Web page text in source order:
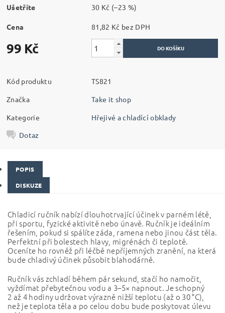
Ušetříte 30 Kč (–23 %)
Cena 81,82 Kč bez DPH
99 Kč
Kód produktu
TS821
Značka
Take it shop
Kategorie
Hřejivé a chladící obklady
Dotaz
POPIS
DISKUZE
Chladicí ručník nabízí dlouhotrvající účinek v parném létě,
při sportu, fyzické aktivitě nebo únavě. Ručník je ideálním
řešením, pokud si spálíte záda, ramena nebo jinou část těla.
Perfektní při bolestech hlavy, migrénách či teplotě.
Oceníte ho rovněž při léčbě nepříjemných zranění, na která
bude chladivý účinek působit blahodárně.
Ručník vás zchladí během pár sekund, stačí ho namočit,
vyždímat přebytečnou vodu a 3–5× napnout. Je schopný
2 až 4 hodiny udržovat výrazně nižší teplotu (až o 30 °C),
než je teplota těla a po celou dobu bude poskytovat úlevu